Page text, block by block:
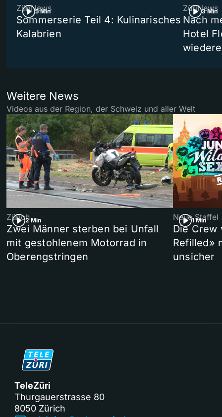
5 Min
ZüriNews
Sommerserie Teil 4: Kulinarisches
Kalabrien
3 Min
ZüriNews
Nach
Hotel
Weitere News
Videos aus der Region, der Schweiz und aller Welt
2 Min
Zürich
Zwei Männer sterben bei Unfall
mit gestohlenem Motorrad in
Oberengstringen
1 Min
Neue Staffel
Die Crew
Refilled»
unsicher
TeleZüri
Thurgauerstrasse 80
8050 Zürich